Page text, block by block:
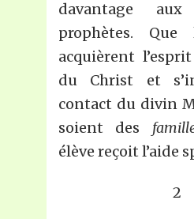
davantage
prophètes.
acquièrent
du Christ et
contact du divin
soient des
élève reçoit l’aide
2